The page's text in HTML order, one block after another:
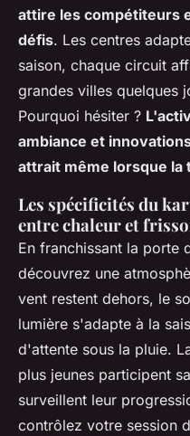
attire les compétiteurs
défis. Les centres
saison, chaque circuit
grandes villes quelques
Pourquoi hésiter ?
ambiance et
attrait même lorsque la
Les spécificités du
entre chaleur et
En franchissant la porte
découvrez une
vent restent dehors, le
lumière s'adapte à la
d'attente sous la pluie.
plus jeunes participent
surveillent leur
contrôlez votre session